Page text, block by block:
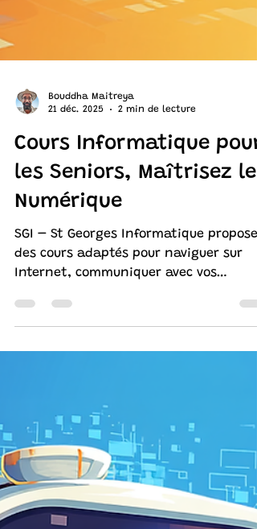
21 déc. 2025
2 min de lecture
Cours Informatique pour
les Seniors, Maîtrisez le
Numérique
SGI – St Georges Informatique propose
des cours adaptés pour naviguer sur
Internet, communiquer avec vos
numérique. Comme un GPS, ces
formations vous guident pas à pas
l'univers digital. Ne restez plus à
de la technologie : contactez SGI dès
maintenant et découvrez le numérique
autrement !